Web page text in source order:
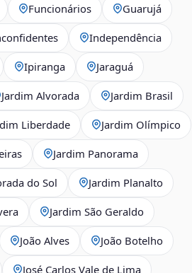
Funcionários Guarujá
Independência
Ipiranga Jaraguá
Jardim Alvorada Jardim Brasil
Liberdade Jardim Olímpico
Jardim Panorama
do Sol Jardim Planalto
Jardim São Geraldo
João Alves João Botelho
José Carlos Vale de Lima